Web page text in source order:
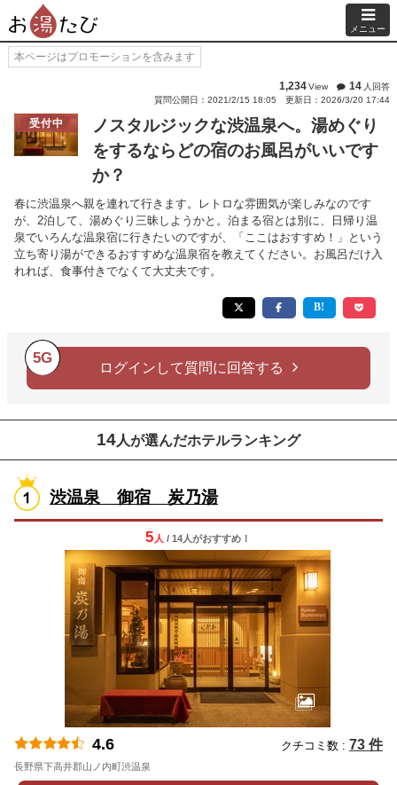
メニュー
本ページはプロモーションを含みます
1,234View 14 人回答
質問公開日：2021/2/15 18:05
更新日：2026/3/20 17:44
受付中
ノスタルジックな渋温泉へ。湯めぐり
をするならどの宿のお風呂がいいです
か？
春に渋温泉へ親を連れて行きます。レトロな雰囲気が楽しみなのです
が、2泊して、湯めぐり三昧しようかと。泊まる宿とは別に、日帰り温
泉でいろんな温泉宿に行きたいのですが、「ここはおすすめ！」という
立ち寄り湯ができるおすすめな温泉宿を教えてください。お風呂だけ入
れれば、食事付きでなくて大丈夫です。
5G
ログインして質問に回答する
14人が選んだホテルランキング
渋温泉 御宿 炭乃湯
5 人 / 14人がおすすめ！
4.6 クチコミ数 : 73 件
長野県下高井郡山ノ内町渋温泉